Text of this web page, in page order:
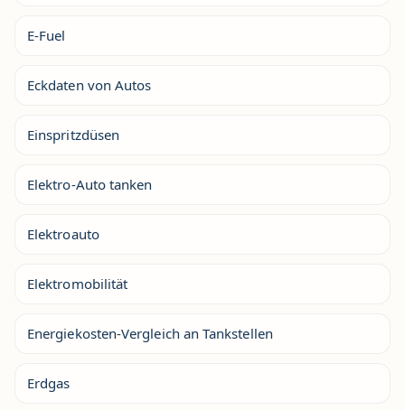
E-Fuel
Eckdaten von Autos
Einspritzdüsen
Elektro-Auto tanken
Elektroauto
Elektromobilität
Energiekosten-Vergleich an Tankstellen
Erdgas